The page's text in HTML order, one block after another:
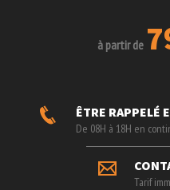
à partir de
ÊTRE RAPPELÉ
De 08H à 18H en
Tarif